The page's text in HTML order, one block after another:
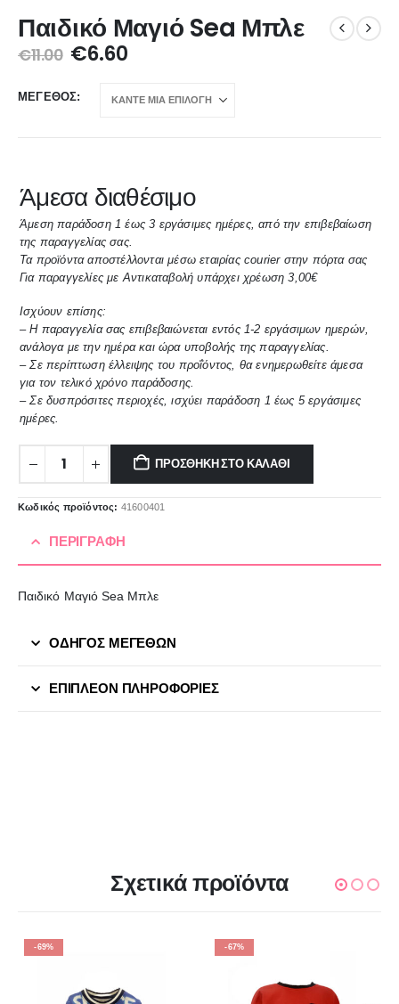
Παιδικό Μαγιό Sea Μπλε
€11.00 €6.60
ΜΈΓΕΘΟΣ
Άμεσα διαθέσιμο
Άμεση παράδοση 1 έως 3 εργάσιμες ημέρες, από την επιβεβαίωση
της παραγγελίας σας.
Τα προϊόντα αποστέλλονται μέσω εταιρίας courier στην πόρτα σας
Για παραγγελίες με Αντικαταβολή υπάρχει χρέωση 3,00€
Ισχύουν επίσης:
– Η παραγγελία σας επιβεβαιώνεται εντός 1-2 εργάσιμων ημερών,
ανάλογα με την ημέρα και ώρα υποβολής της παραγγελίας.
– Σε περίπτωση έλλειψης του προΐόντος, θα ενημερωθείτε άμεσα
για τον τελικό χρόνο παράδοσης.
– Σε δυσπρόσιτες περιοχές, ισχύει παράδοση 1 έως 5 εργάσιμες
ημέρες.
ΠΡΟΣΘΉΚΗ ΣΤΟ ΚΑΛΆΘΙ
Κωδικός προϊόντος: 41600401
ΠΕΡΙΓΡΑΦΉ
Παιδικό Μαγιό Sea Μπλε
ΟΔΗΓΟΣ ΜΕΓΕΘΩΝ
ΕΠΙΠΛΈΟΝ ΠΛΗΡΟΦΟΡΊΕΣ
Σχετικά προϊόντα
-69% -67%